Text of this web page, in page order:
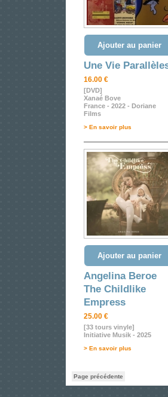
Ajouter au panier
Une Vie
16.00 €
[DVD]
Xanaé Bove
France - 2022 - Doriane
Films
> En savoir plus
Ajouter au panier
Angelina Beroe
The Childlike
Empress
25.00 €
[33 tours vinyle]
Initiative Musik - 2025
> En savoir plus
Page précédente